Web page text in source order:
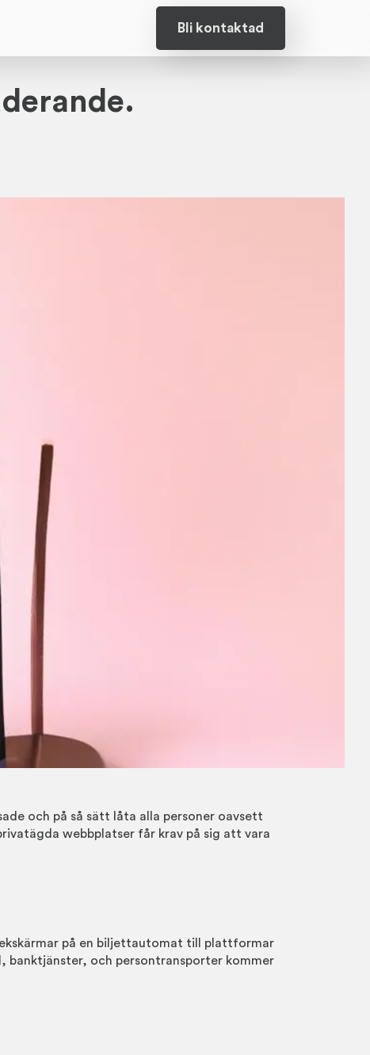
Bli kontaktad
och på så sätt låta alla personer oavsett
webbplatser får krav på sig att vara
på en biljettautomat till plattformar
banktjänster, och persontransporter kommer